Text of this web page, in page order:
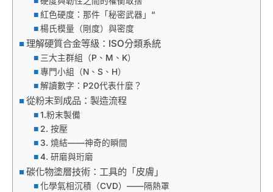
紅色硬度：那件「秘密武器」“
楊氏模量（剛度）與密度
理解硬質合金等級：ISO分類系統
三大主群組（P、M、K）
專門小組（N、S、H）
解讀數字：P20代表什麼？
從粉末到成品：製造流程
1.粉末製備
2. 按壓
3. 燒結——神奇的瞬間
4. 研磨與珩磨
碳化物塗層技術：工具的「皮膚」
化學氣相沉積（CVD）——隔熱罩